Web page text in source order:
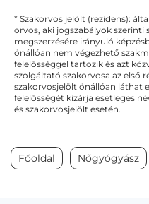
* Szakorvos jelölt (rezidens):
orvos, aki jogszabályok szerinti
megszerzésére irányuló
önállóan nem végezhető
felelősséggel tartozik és azt
szolgáltató szakorvosa az első
szakorvosjelölt önállóan láthat
felelősségét kizárja esetleges
és szakorvosjelölt esetén.
Főoldal Nőgyógyász